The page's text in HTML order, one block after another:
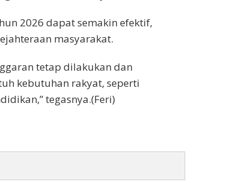
2026 dapat semakin efektif,
masyarakat.
tetap dilakukan dan
kebutuhan rakyat, seperti
tegasnya.(Feri)